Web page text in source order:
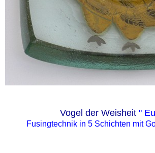
Vogel der Weisheit "
Fusingtechnik in 5 Schichten mit